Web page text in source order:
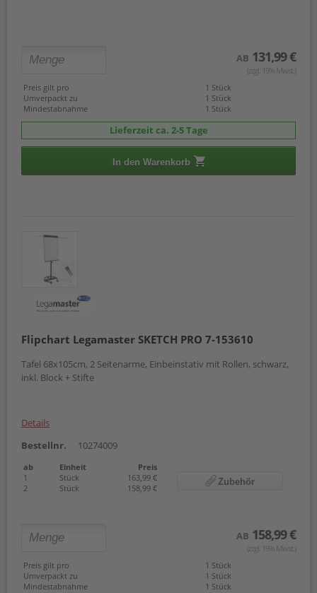
AB 131,99 €
(zzgl. 19% Mwst.)
Preis gilt pro
1 Stück
Umverpackt zu
1 Stück
Mindestabnahme
1 Stück
Lieferzeit ca. 2-5 Tage
In den Warenkorb
Flipchart Legamaster SKETCH PRO 7-153610
Tafel 68x105cm, 2 Seitenarme, Einbeinstativ mit Rollen, schwarz,
inkl. Block + Stifte
Details
Bestellnr.
10274009
ab Einheit
Preis
1
Stück
163,99 €
2
Stück 158,99 €
Zubehör
AB 158,99 €
(zzgl. 19% Mwst.)
Preis gilt pro
1 Stück
Umverpackt zu
1 Stück
Mindestabnahme
1 Stück